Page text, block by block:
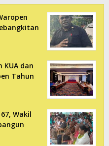
KUA dan
Tahun
Wakil